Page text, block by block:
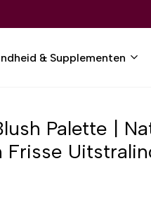
& Supplementen
Palette |
Frisse